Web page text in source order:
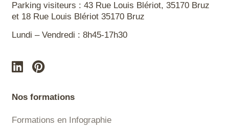
Parking visiteurs : 43 Rue Louis Blériot, 35170 Bruz
et 18 Rue Louis Blériot 35170 Bruz
Lundi – Vendredi : 8h45-17h30
Nos formations
Formations en Infographie